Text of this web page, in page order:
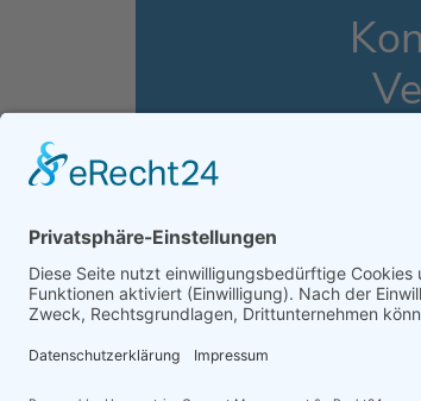
Ihre Fragen und